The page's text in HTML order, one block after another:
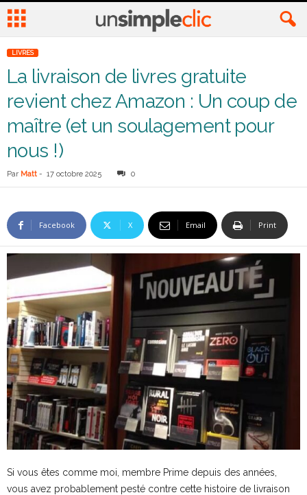
LIVRES
La livraison de livres gratuite
revient chez Amazon : Un coup de
maître (et un soulagement pour
nous !)
Par Matt - 17 octobre 2025 0
Facebook X Email Print
Si vous êtes comme moi, membre Prime depuis des années,
vous avez probablement pesté contre cette histoire de livraison